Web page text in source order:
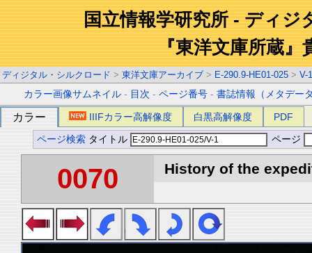
国立情報学研究所 - ディジ
『東洋文庫所蔵』
ディジタル・シルクロード > 東洋文庫アーカイブ > E-290.9-HE01-025 > V-1
カラー画像サムネイル - 目次 -ページ番号 -書誌情報（メタデー
カラー IIIFカラー高解像度 白黒高解像度 PDF
ページ検索 タイトル ページ
0070 History of the